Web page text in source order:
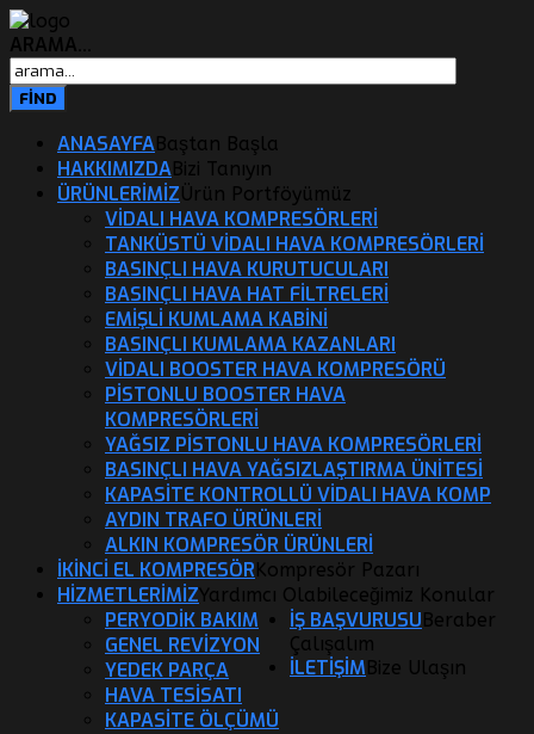
ARAMA...
ANASAYFABaştan Başla
HAKKIMIZDABizi Tanıyın
ÜRÜNLERİMİZÜrün Portföyümüz
VIDALI HAVA KOMPRESÖRLERI
TANKÜSTÜ VIDALI HAVA KOMPRESÖRLERI
BASINÇLI HAVA KURUTUCULARI
BASINÇLI HAVA HAT FILTRELERI
EMIŞLI KUMLAMA KABINI
BASINÇLI KUMLAMA KAZANLARI
VIDALI BOOSTER HAVA KOMPRESÖRÜ
PISTONLU BOOSTER HAVA
KOMPRESÖRLERI
YAĞSIZ PISTONLU HAVA KOMPRESÖRLERI
BASINÇLI HAVA YAĞSIZLAŞTIRMA ÜNITESI
KAPASITE KONTROLLÜ VIDALI HAVA KOMP
AYDIN TRAFO ÜRÜNLERI
ALKIN KOMPRESÖR ÜRÜNLERI
İKİNCİ EL KOMPRESÖRKompresör Pazarı
HİZMETLERİMİZYardımcı Olabileceğimiz Konular
PERYODIK BAKIM
GENEL REVIZYON
YEDEK PARÇA
HAVA TESISATI
KAPASITE ÖLÇÜMÜ
İŞ BAŞVURUSUBeraber
Çalışalım
İLETİŞİMBize Ulaşın